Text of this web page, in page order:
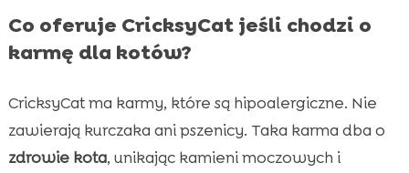
Co oferuje CricksyCat jeśli chodzi o
karmę dla kotów?
CricksyCat ma karmy, które są hipoalergiczne. Nie
zawierają kurczaka ani pszenicy. Taka karma dba o
zdrowie kota, unikając kamieni moczowych i